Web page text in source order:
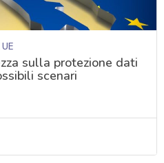
sulla protezione dati
scenari